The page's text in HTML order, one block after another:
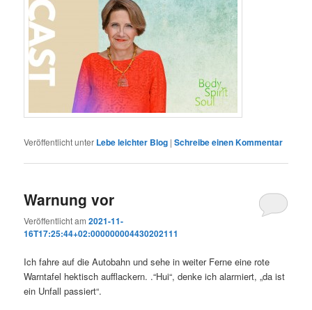
Veröffentlicht unter Lebe leichter Blog |Schreibe einen Kommentar
Warnung vor
Veröffentlicht am2021-11-
16T17:25:44+02:000000004430202111
Ich fahre auf die Autobahn und sehe in weiter Ferne eine rote
Warntafel hektisch aufflackern. .“Hui“, denke ich alarmiert, „da ist
ein Unfall passiert“.